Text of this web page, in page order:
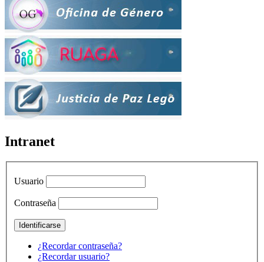
Intranet
Usuario
Contraseña
¿Recordar contraseña?
¿Recordar usuario?